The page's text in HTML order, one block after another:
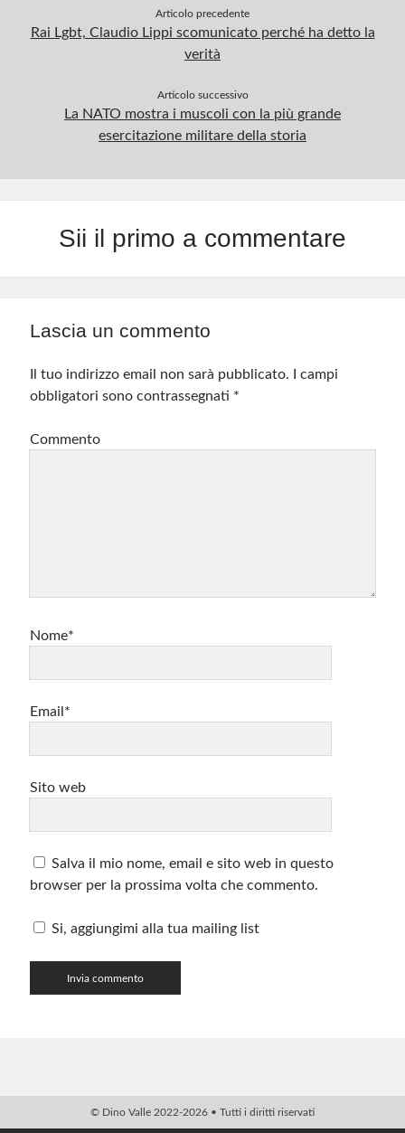
Articolo precedente
Rai Lgbt, Claudio Lippi scomunicato perché ha detto la
verità
Articolo successivo
La NATO mostra i muscoli con la più grande
esercitazione militare della storia
Sii il primo a commentare
Lascia un commento
Il tuo indirizzo email non sarà pubblicato.
I campi
obbligatori sono contrassegnati *
Commento
Nome*
Email*
Sito web
Salva il mio nome, email e sito web in questo
browser per la prossima volta che commento.
Si, aggiungimi alla tua mailing list
© Dino Valle 2022-2026 • Tutti i diritti riservati